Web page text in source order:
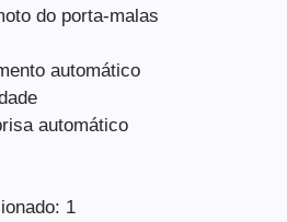
do porta-malas
automático
automático
1